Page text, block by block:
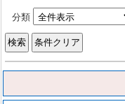
分類